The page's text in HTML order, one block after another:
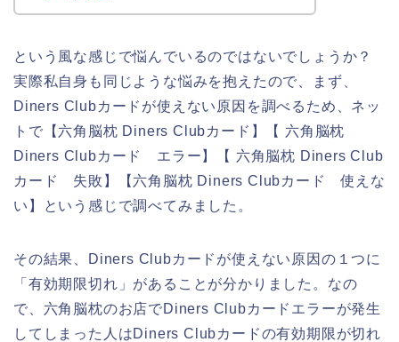
という風な感じで悩んでいるのではないでしょうか？
実際私自身も同じような悩みを抱えたので、まず、
Diners Clubカードが使えない原因を調べるため、ネッ
トで【六角脳枕 Diners Clubカード】【 六角脳枕
Diners Clubカード エラー】【 六角脳枕 Diners Club
カード 失敗】【六角脳枕 Diners Clubカード 使えな
い】という感じで調べてみました。
その結果、Diners Clubカードが使えない原因の１つに
「有効期限切れ」があることが分かりました。なの
で、六角脳枕のお店でDiners Clubカードエラーが発生
してしまった人はDiners Clubカードの有効期限が切れ